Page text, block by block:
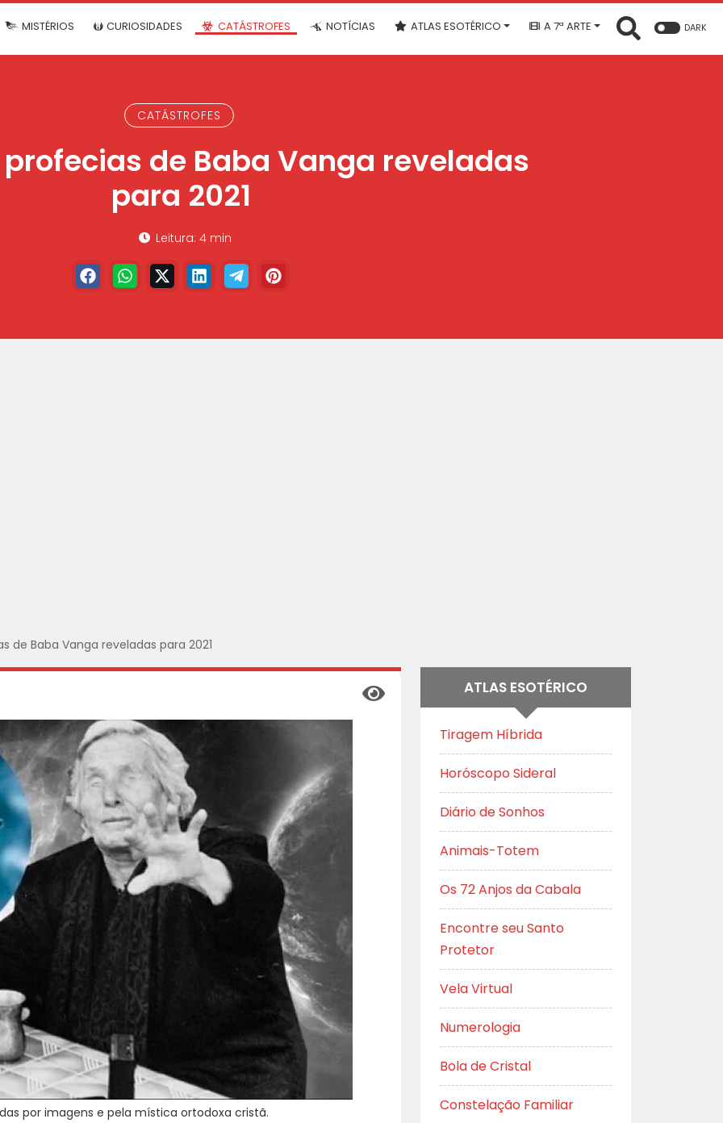
MISTÉRIOS CURIOSIDADES CATÁSTROFES NOTÍCIAS ATLAS ESOTÉRICO A 7ª ARTE DARK
CATÁSTROFES
de Baba Vanga reveladas
para 2021
Leitura: 4 min
de Baba Vanga reveladas para 2021
por imagens e pela mística ortodoxa cristã.
ATLAS ESOTÉRICO
Tiragem Híbrida
Horóscopo Sideral
Diário de Sonhos
Animais-Totem
Os 72 Anjos da Cabala
Encontre seu Santo
Protetor
Vela Virtual
Numerologia
Bola de Cristal
Constelação Familiar